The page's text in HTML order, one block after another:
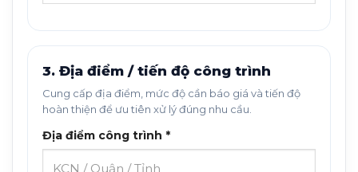
3. Địa điểm / tiến độ công trình
Cung cấp địa điểm, mức độ cần báo giá và tiến độ
hoàn thiện để ưu tiên xử lý đúng nhu cầu.
Địa điểm công trình *